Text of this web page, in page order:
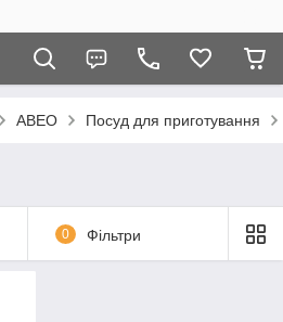
АВЕО Посуд для приготування
0 Фільтри